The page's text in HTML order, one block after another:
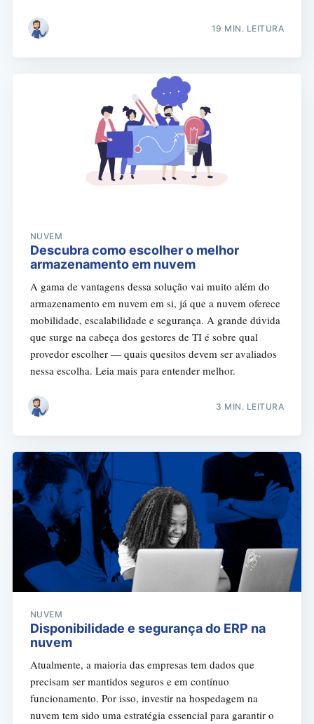
19 MIN. LEITURA
NUVEM
Descubra como escolher o melhor
armazenamento em nuvem
A gama de vantagens dessa solução vai muito além do
armazenamento em nuvem em si, já que a nuvem oferece
mobilidade, escalabilidade e segurança. A grande dúvida
que surge na cabeça dos gestores de TI é sobre qual
provedor escolher — quais quesitos devem ser avaliados
nessa escolha. Leia mais para entender melhor.
3 MIN. LEITURA
NUVEM
Disponibilidade e segurança do ERP na
nuvem
Atualmente, a maioria das empresas tem dados que
precisam ser mantidos seguros e em contínuo
funcionamento. Por isso, investir na hospedagem na
nuvem tem sido uma estratégia essencial para garantir o